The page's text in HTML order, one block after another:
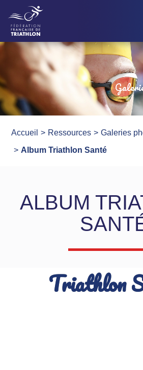
Accueil Ressources
Galeries
Album Triathlon Santé
ALBUM
Triathlon
Panneau de gestion des cookies